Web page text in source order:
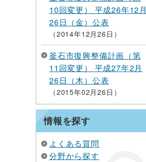
10回変更） 平成26年12月
26日（金）公表
2014年12月26日
釜石市復興整備計画（第
11回変更） 平成27年2月
26日（木）公表
2015年02月26日
情報を探す
よくある質問
分野から探す